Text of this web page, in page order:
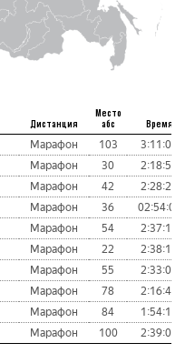
Дистанция
Место
абс
Время
Марафон 103
3:11:01
Марафон 30
2:18:58
Марафон 42
2:28:29
Марафон 36
02:54:04
Марафон 54
2:37:17
Марафон 22
2:38:13
Марафон 55
2:33:04
Марафон 78
2:16:42
Марафон 84
1:54:10
Марафон 100 2:39:02